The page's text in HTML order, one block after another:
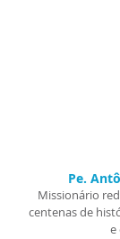
Pe.
Missionário
centenas de
e